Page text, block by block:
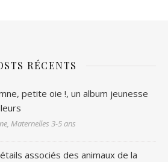
RÉCENTS
petite oie !, un album jeunesse
Maternelles 3-5 ans
associés des animaux de la